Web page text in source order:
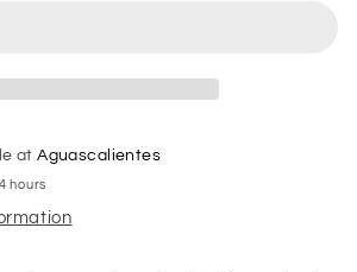
atAguascalientes
hours